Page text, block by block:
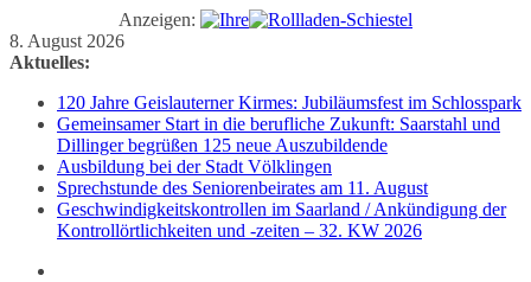
Anzeigen:
Zum
Inhalt
8. August 2026
Aktuelles:
120 Jahre Geislauterner Kirmes: Jubiläumsfest im Schlosspark
Gemeinsamer Start in die berufliche Zukunft: Saarstahl und
Dillinger begrüßen 125 neue Auszubildende
Ausbildung bei der Stadt Völklingen
Sprechstunde des Seniorenbeirates am 11. August
Geschwindigkeitskontrollen im Saarland / Ankündigung der
Kontrollörtlichkeiten und -zeiten – 32. KW 2026